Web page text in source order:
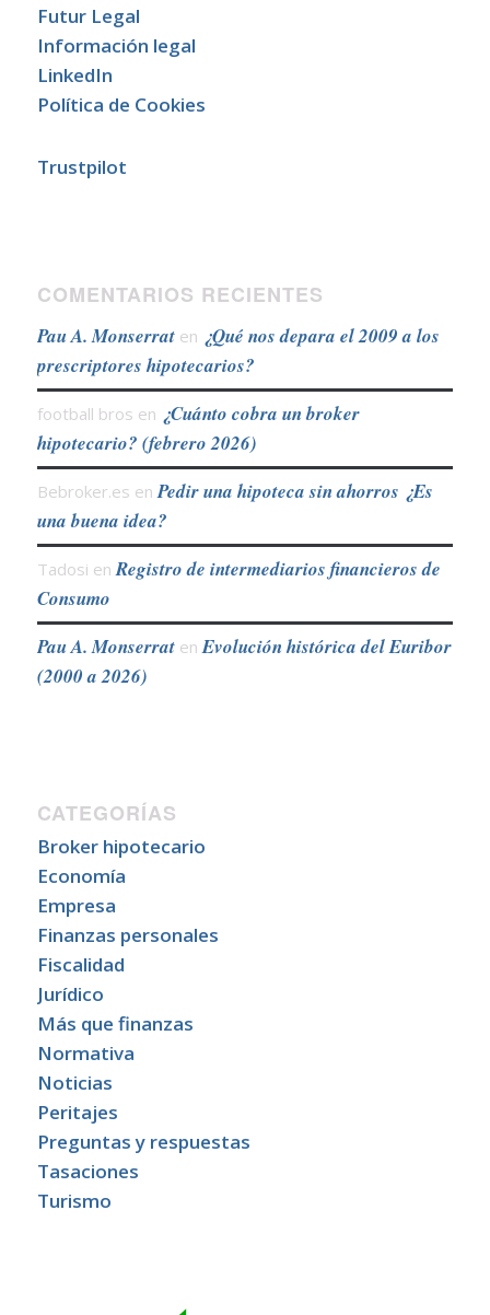
Futur Legal
Información legal
LinkedIn
Política de Cookies
Trustpilot
COMENTARIOS RECIENTES
Pau A. Monserraten ¿Qué nos depara el 2009 a los
prescriptores hipotecarios?
football bros en ¿Cuánto cobra un broker
hipotecario? (febrero 2026)
Bebroker.es enPedir una hipoteca sin ahorros ¿Es
una buena idea?
Tadosi enRegistro de intermediarios financieros de
Consumo
Pau A. MonserratenEvolución histórica del Euribor
(2000 a 2026)
CATEGORÍAS
Broker hipotecario
Economía
Empresa
Finanzas personales
Fiscalidad
Jurídico
Más que finanzas
Normativa
Noticias
Peritajes
Preguntas y respuestas
Tasaciones
Turismo